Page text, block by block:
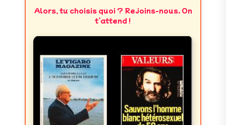
Alors, tu choisis quoi ? Rejoins-nous. On
t’attend !